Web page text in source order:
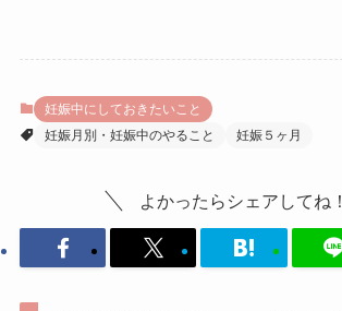
妊娠中にしておきたいこと
妊娠月別・妊娠中のやること
妊娠５ヶ月
よかったらシェアしてね！